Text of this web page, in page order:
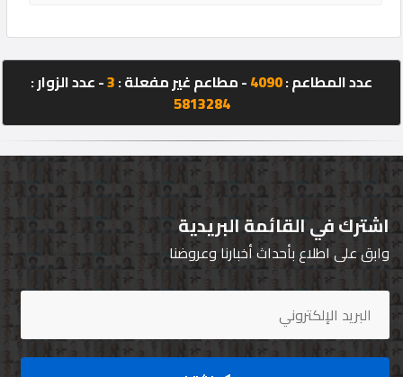
عدد المطاعم :4090- مطاعم غير مفعلة :3- عدد الزوار :
5813284
اشترك في القائمة البريدية
وابق على اطلاع بأحداث أخبارنا وعروضنا